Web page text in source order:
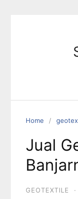
Home
Jual
GEOTEXTILE ·